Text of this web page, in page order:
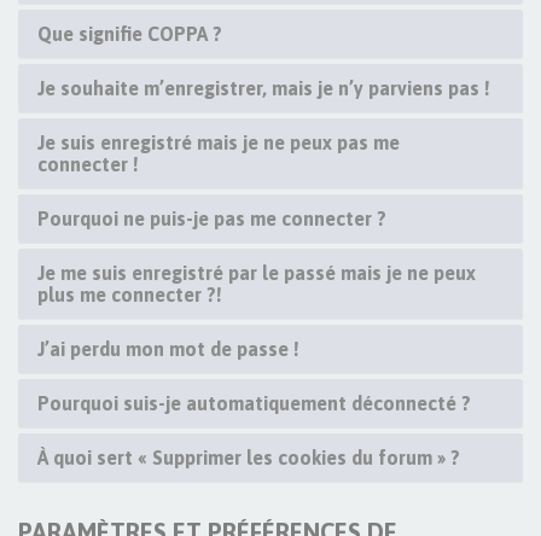
Que signifie COPPA ?
Je souhaite m’enregistrer, mais je n’y parviens pas !
Je suis enregistré mais je ne peux pas me
connecter !
Pourquoi ne puis-je pas me connecter ?
Je me suis enregistré par le passé mais je ne peux
plus me connecter ?!
J’ai perdu mon mot de passe !
Pourquoi suis-je automatiquement déconnecté ?
À quoi sert « Supprimer les cookies du forum » ?